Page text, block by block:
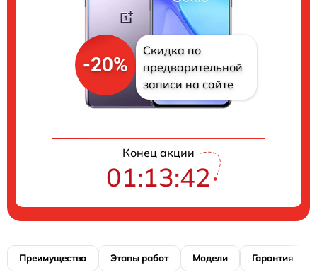
-20%
Скидка по
предварительной
записи на сайте
Конец акции
01:13:41
Преимущества Этапы работ Модели Гарантия